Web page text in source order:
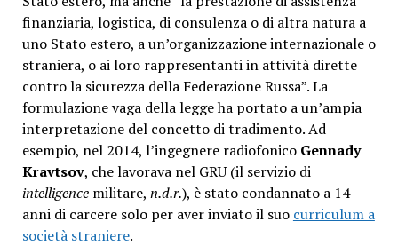
finanziaria, logistica, di consulenza o di altra natura a
uno Stato estero, a un’organizzazione internazionale o
straniera, o ai loro rappresentanti in attività dirette
contro la sicurezza della Federazione Russa”. La
formulazione vaga della legge ha portato a un’ampia
interpretazione del concetto di tradimento. Ad
esempio, nel 2014, l’ingegnere radiofonico Gennady
Kravtsov, che lavorava nel GRU (il servizio di
intelligencemilitare, n.d.r.), è stato condannato a 14
anni di carcere solo per aver inviato il suo curriculum a
società straniere.